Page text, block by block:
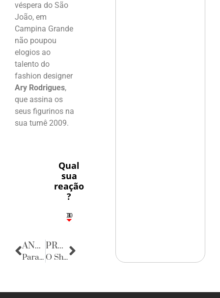
véspera do São
João, em
Campina Grande
não poupou
elogios ao
talento do
fashion designer
Ary Rodrigues,
que assina os
seus figurinos na
sua turnê 2009.
Qual
sua
reação
?
3
1
1
3
10
ANTERIOR
Parabéns
PRÓXIMA
O Show não pode parar